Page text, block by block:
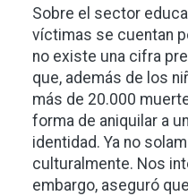
Sobre el sector
víctimas se cuentan
no existe una cifra
que, además de los
más de 20.000
forma de aniquilar a
identidad. Ya no
culturalmente. Nos
embargo, aseguró